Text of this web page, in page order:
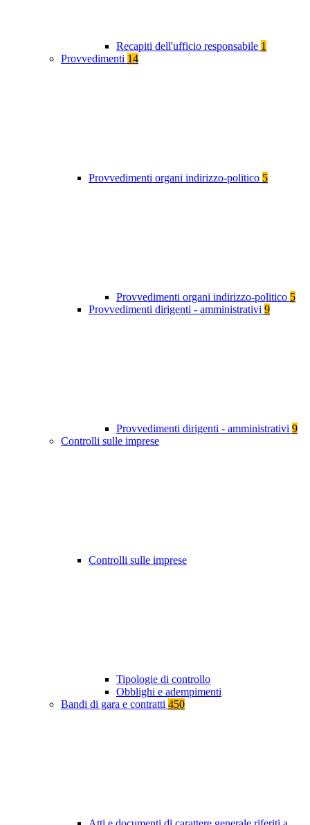
Recapiti dell'ufficio responsabile 1
Provvedimenti 14
Provvedimenti organi indirizzo-politico 5
Provvedimenti organi indirizzo-politico 5
Provvedimenti dirigenti - amministrativi 9
Provvedimenti dirigenti - amministrativi 9
Controlli sulle imprese
Controlli sulle imprese
Tipologie di controllo
Obblighi e adempimenti
Bandi di gara e contratti 450